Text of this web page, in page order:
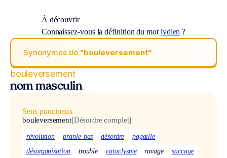
À découvrir
Connaissez-vous la définition du mot lydien ?
Synonymes de “bouleversement“
bouleversement
nom masculin
Sens principaux
bouleversement[Désordre complet]
révolution branle-bas désordre
pagaille
désorganisation
trouble cataclysme ravage saccage